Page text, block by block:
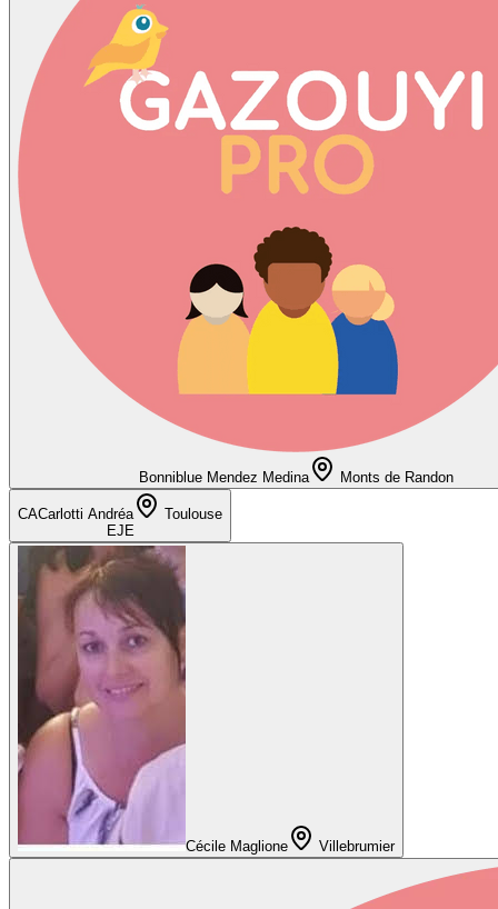
Bonniblue Mendez Medina Monts de Randon
CACarlotti Andréa
Toulouse
EJE
Cécile Maglione Villebrumier